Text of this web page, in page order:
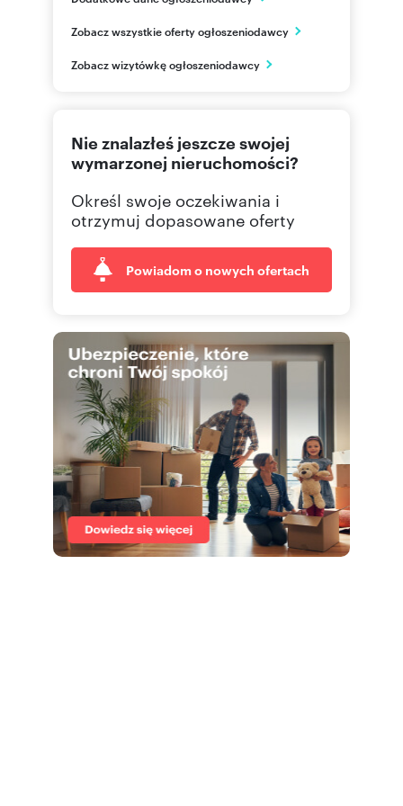
Brodnica
PL
0-666 Pokaż telefon
Zobacz wszystkie oferty ogłoszeniodawcy
Zobacz wizytówkę ogłoszeniodawcy
Nie znalazłeś jeszcze swojej
wymarzonej nieruchomości?
Określ swoje oczekiwania i
otrzymuj dopasowane oferty
Powiadom o nowych ofertach